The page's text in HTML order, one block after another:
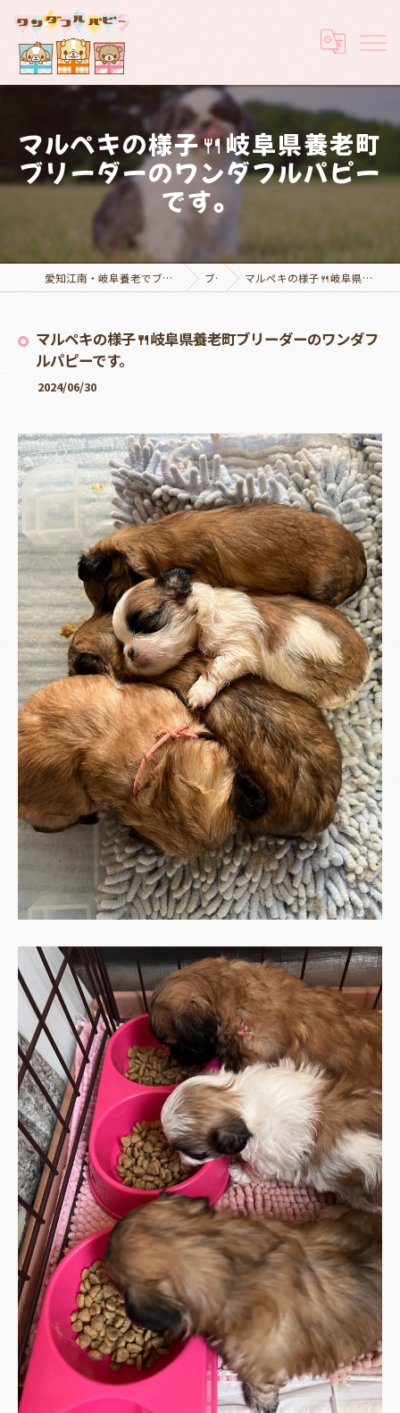
マルペキの様子🍴岐阜県養老町
ブリーダーのワンダフルパピー
です。
愛知江南・岐阜養老でブリーダーなら実績豊富なワンダフルパピー ブログ マルペキの様子🍴岐阜県養老町ブリーダーのワンダフルパピーです。
マルペキの様子🍴岐阜県養老町ブリーダーのワンダフ
ルパピーです。
2024/06/30